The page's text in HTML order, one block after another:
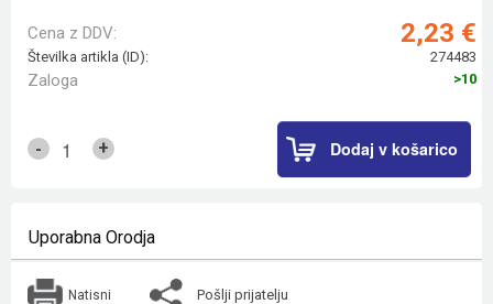
Cena z DDV: 2,23 €
Številka artikla (ID): 274483
Zaloga >10
- + Dodaj v košarico
Uporabna Orodja
Natisni Pošlji prijatelju